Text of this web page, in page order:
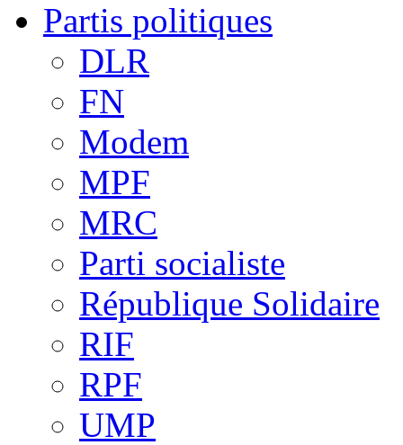
Partis politiques
DLR
FN
Modem
MPF
MRC
Parti socialiste
République Solidaire
RIF
RPF
UMP